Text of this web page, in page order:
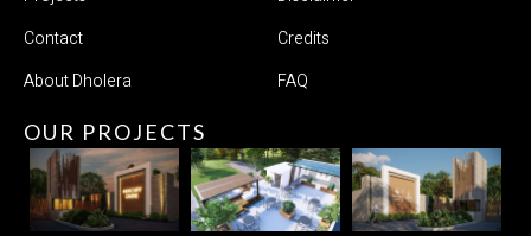
Contact
About Dholera
Credits
FAQ
OUR PROJECTS